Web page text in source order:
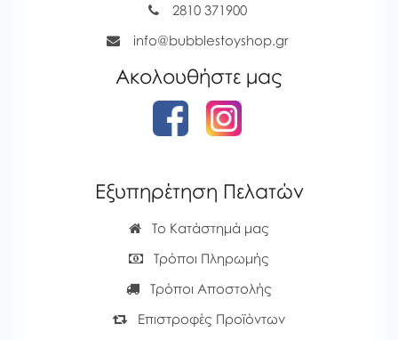
2810 371900
info@bubblestoyshop.gr
Ακολουθήστε μας
Εξυπηρέτηση Πελατών
Το Κατάστημά μας
Τρόποι Πληρωμής
Τρόποι Αποστολής
Επιστροφές Προϊόντων